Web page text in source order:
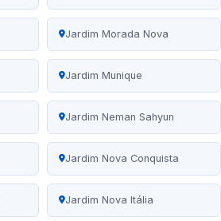
Jardim Morada Nova
Jardim Munique
Jardim Neman Sahyun
Jardim Nova Conquista
Jardim Nova Itália